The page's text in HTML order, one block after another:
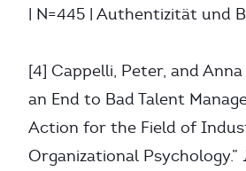
| N=445 | Authentizität und
[4] Cappelli, Peter, and Anna
an End to Bad Talent
Action for the Field of
Organizational Psychology.”